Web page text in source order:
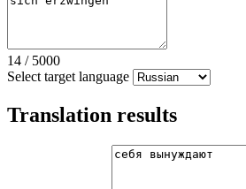
14 / 5000
Select target language
Translation results